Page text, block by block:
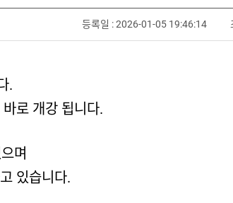
등록일 : 2026-01-05 19:46:14
.
로 개강 됩니다.
며
있습니다.